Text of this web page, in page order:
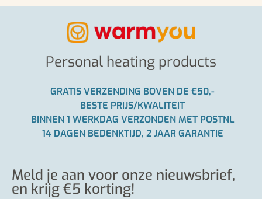
Personal heating products
GRATIS VERZENDING BOVEN DE €50,-
BESTE PRIJS/KWALITEIT
BINNEN 1 WERKDAG VERZONDEN MET POSTNL
14 DAGEN BEDENKTIJD, 2 JAAR GARANTIE
Meld je aan voor onze nieuwsbrief,
en krijg €5 korting!